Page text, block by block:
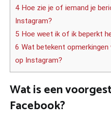
4 Hoe zie je of iemand je
Instagram?
5 Hoe weet ik of ik beperkt
6 Wat betekent
op Instagram?
Wat is een
Facebook?